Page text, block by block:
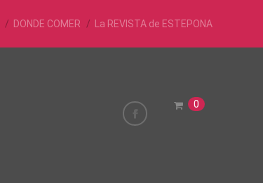
DONDE COMER La REVISTA de ESTEPONA
0